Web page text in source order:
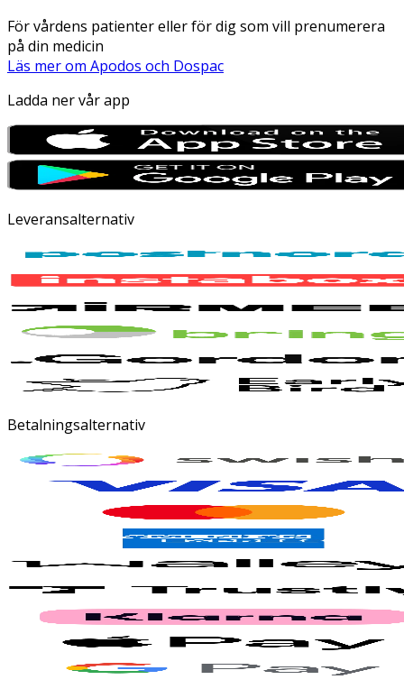
För vårdens patienter eller för dig som vill prenumerera
på din medicin
Läs mer om Apodos och Dospac
Ladda ner vår app
Leveransalternativ
Betalningsalternativ